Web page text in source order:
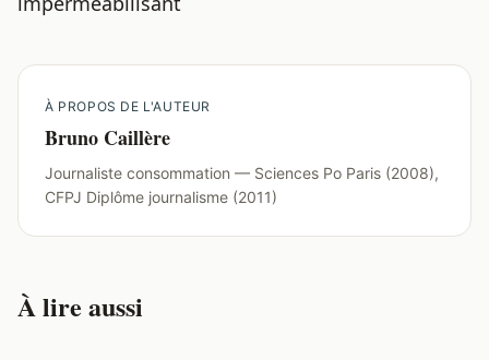
À PROPOS DE L'AUTEUR
Bruno Caillère
Journaliste consommation — Sciences Po Paris (2008),
CFPJ Diplôme journalisme (2011)
À lire aussi